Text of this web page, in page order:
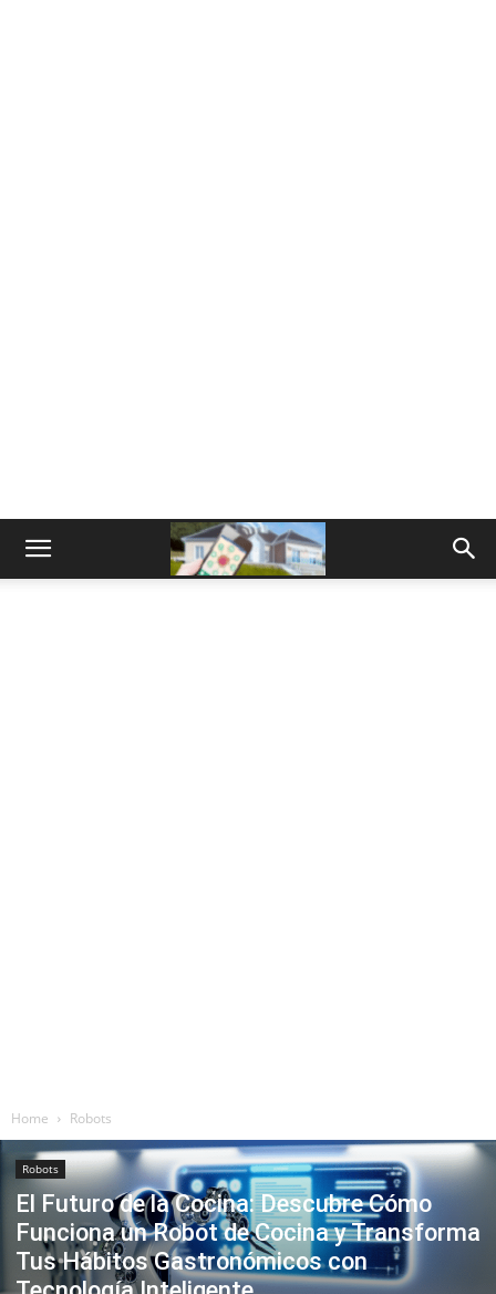
Home Robots
Robots
El Futuro de la Cocina: Descubre Cómo
Funciona un Robot de Cocina y Transforma
Tus Hábitos Gastronómicos con